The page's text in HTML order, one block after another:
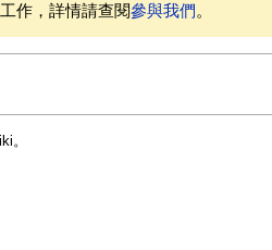
作，詳情請查閱參與我們。
。